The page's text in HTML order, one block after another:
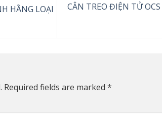
HÃNG LOẠI
CÂN TREO ĐIỆN TỬ
Required fields are marked *